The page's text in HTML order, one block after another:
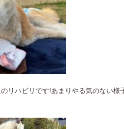
リハビリです!あまりやる気のない